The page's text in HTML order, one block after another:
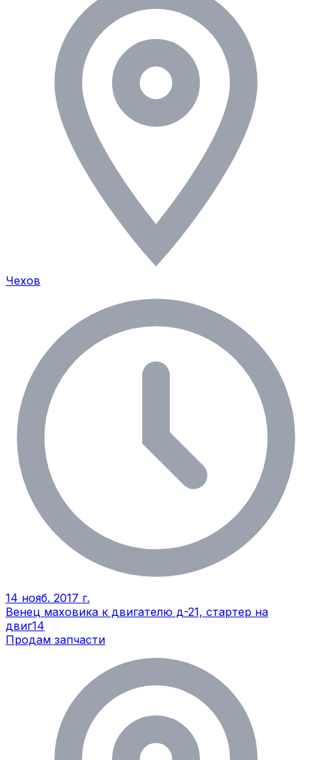
Чехов
14 нояб. 2017 г.
Венец маховика к двигателю д-21, стартер на
двиг14
Продам запчасти